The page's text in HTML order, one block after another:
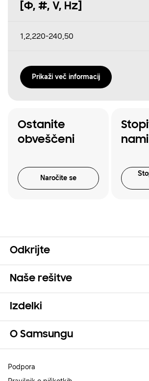
[Φ, #, V, Hz]
1,2,220-240,50
Prikaži več informacij
Ostanite
obveščeni
Naročite se
nami
Odkrijte
Naše rešitve
Izdelki
O Samsungu
Podpora